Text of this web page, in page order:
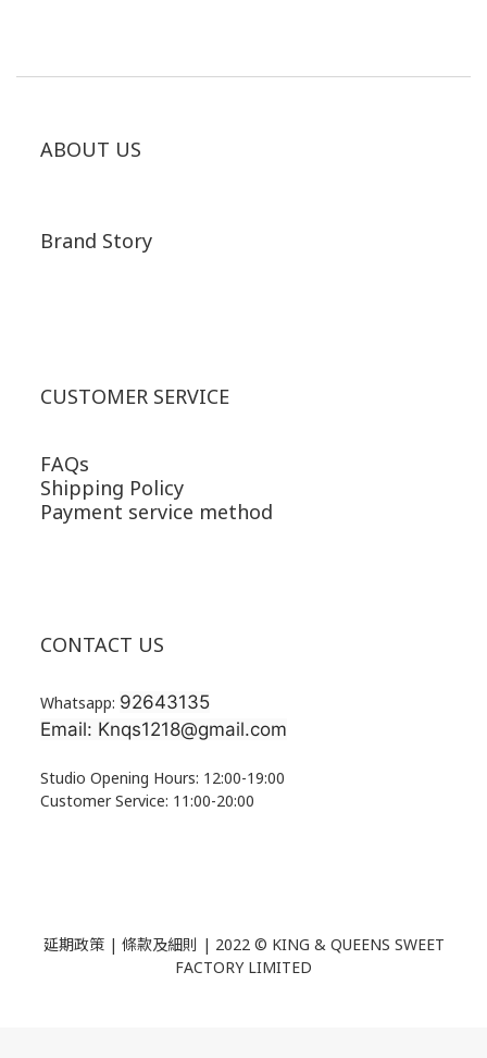
ABOUT US
Brand Story
CUSTOMER SERVICE
FAQs
Shipping Policy
Payment service method
CONTACT US
Whatsapp: 92643135
Email: Knqs1218@gmail.com
Studio Opening Hours: 12:00-19:00
Customer Service: 11:00-20:00
延期政策 | 條款及細則 | 2022 © KING & QUEENS SWEET
FACTORY LIMITED